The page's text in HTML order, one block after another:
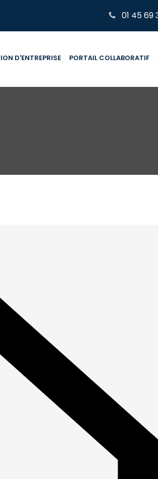
01 45 69
D'ENTREPRISE PORTAIL COLLABORATIF